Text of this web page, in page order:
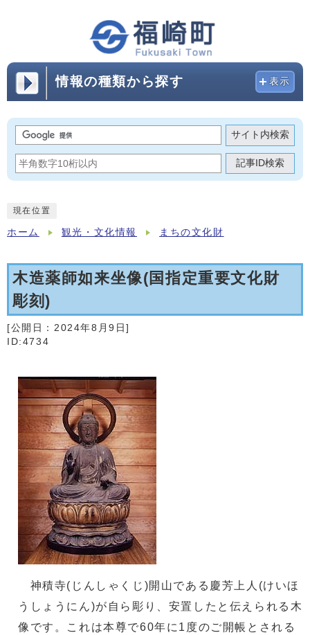
情報の種類から探す 表示
サイト内検索
記事ID検索
現在位置
ホーム 観光・文化情報 まちの文化財
木造薬師如来坐像(国指定重要文化財
彫刻)
[公開日： 2024年8月9日]
ID:4734
神積寺(じんしゃくじ)開山である慶芳上人(けいほ
うしょうにん)が自ら彫り、安置したと伝えられる木
像です。これは本尊で60年に1度のご開帳とされる